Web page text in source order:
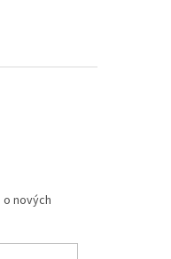
nových